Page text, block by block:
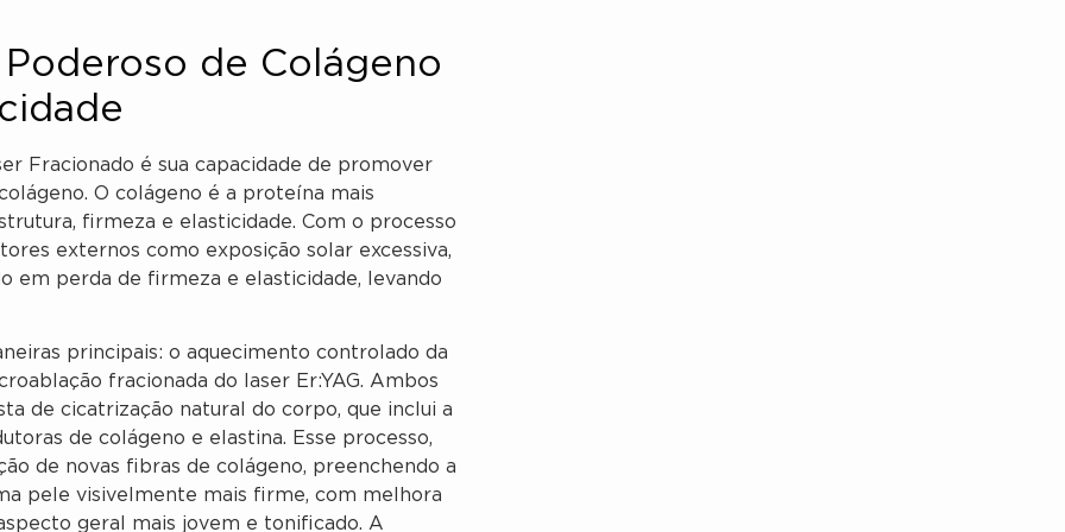
de Colágeno
Fracionado é sua capacidade de promover
O colágeno é a proteína mais
firmeza e elasticidade. Com o processo
externos como exposição solar excessiva,
em perda de firmeza e elasticidade, levando
principais: o aquecimento controlado da
fracionada do laser Er:YAG. Ambos
de cicatrização natural do corpo, que inclui a
de colágeno e elastina. Esse processo,
de novas fibras de colágeno, preenchendo a
pele visivelmente mais firme, com melhora
geral mais jovem e tonificado. A